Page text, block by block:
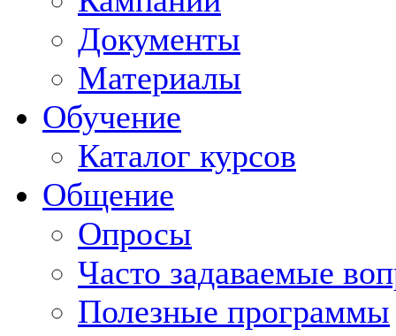
Документы
Материалы
Обучение
Каталог курсов
Общение
Опросы
Часто задаваемые
Полезные программы